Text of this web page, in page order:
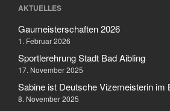
Feed
AKTUELLES
Gaumeisterschaften 2026
1. Februar 2026
Sportlerehrung Stadt Bad Aibling
17. November 2025
Sabine ist Deutsche Vizemeisterin im
8. November 2025